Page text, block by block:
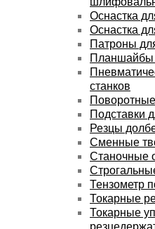
Оснастка
Оснастка
Патроны
Планшайбы
станков
Подставки
Резцы
Сменные
Станочные
Тензометр
Токарные
Токарные